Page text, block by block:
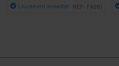
Endoll industrial IEC-60309
Lliurament immediat REF: FA091